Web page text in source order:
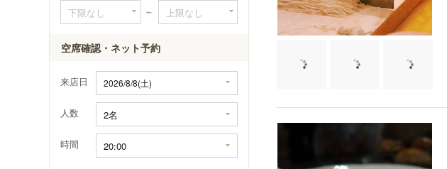
～
空席確認・ネット予約
来店日
人数
時間